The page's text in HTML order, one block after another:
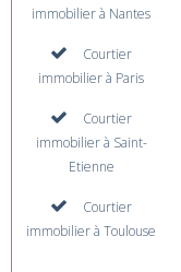
immobilier à Nantes
Courtier
immobilier à Paris
Courtier
immobilier à Saint-
Etienne
Courtier
immobilier à Toulouse